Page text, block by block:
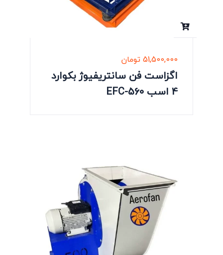
51,500,000تومان
اگزاست فن سانتریفیوژ بکوارد
4 اسب EFC-560